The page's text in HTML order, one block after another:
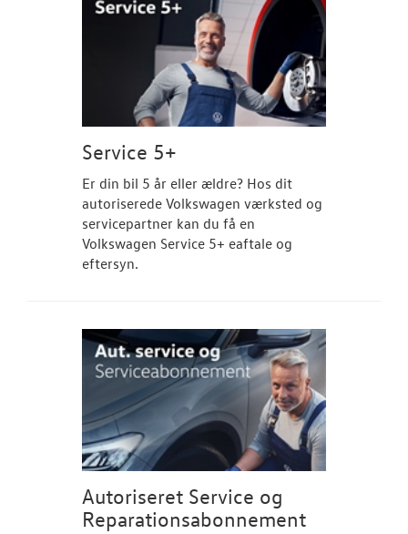
Service 5+
Er din bil 5 år eller ældre? Hos dit
autoriserede Volkswagen værksted og
servicepartner kan du få en
Volkswagen Service 5+ eaftale og
eftersyn.
Autoriseret Service og
Reparationsabonnement